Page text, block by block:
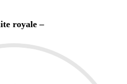
royale –